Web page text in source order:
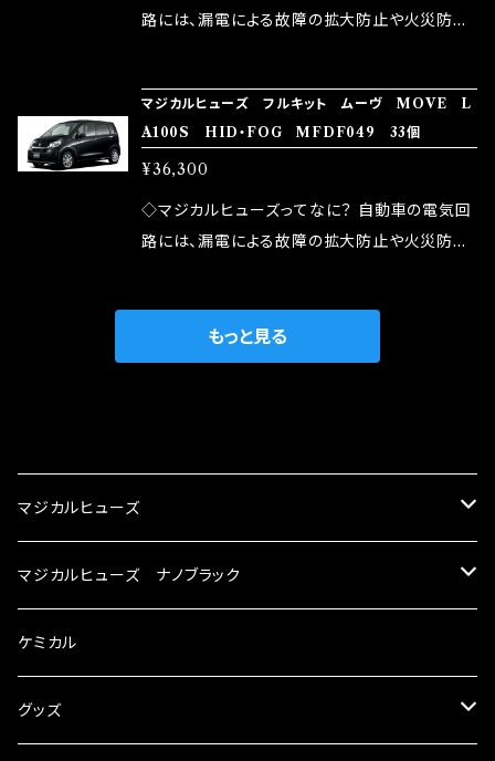
ドリング安定化（静粛性UP） ・ターボ車のターボ
など、これらの効果は、タウンユースだけでなく、
モータースポーツシーンでの実証実験の上、 製
品化を果たしております。
中に漏電してしまう。 3.金属プレートが接触する
ズが、マジカルヒューズになります。 ◇マジカル
ヒューズの効果 マジカルヒューズは放電防止効
果・接触抵抗低減効果により、このような効果を
発揮します。 ・アクセルレスポンスの向上 ・アイ
ドリング安定化（静粛性UP） ・ターボ車のターボ
など、これらの効果は、タウンユースだけでなく、
モータースポーツシーンでの実証実験の上、 製
路には、漏電による故障の拡大防止や火災防止
路として、各回路への電力供給を行っています。
しかし、ヒューズには拭い去れない欠点があり
ます。 1.溶接回路であるため、配線と比較し抵抗
が大きい。 2.金属部分が露出している為、空気
中に漏電してしまう。 3.金属プレートが接触する
ズが、マジカルヒューズになります。 ◇マジカル
ヒューズの効果 マジカルヒューズは放電防止効
の音質向上 ・ヘッドランプの光量UP ・燃費向上
など、これらの効果は、タウンユースだけでなく、
モータースポーツシーンでの実証実験の上、 製
品化を果たしております。
マジカルヒューズ フルキット ムーヴ MOVE L
A100S HID・FOG MFDF049 33個
¥36,300
◇マジカルヒューズってなに？ 自動車の電気回
路には、漏電による故障の拡大防止や火災防止
路として、各回路への電力供給を行っています。
しかし、ヒューズには拭い去れない欠点があり
ヒューズの効果 マジカルヒューズは放電防止効
果・接触抵抗低減効果により、このような効果を
ドリング安定化（静粛性UP） ・ターボ車のターボ
ラグ改善 ・低速からのトルクアップ ・オーディオ
もっと見る
マジカルヒューズ
スズキ
KEI
アルト
スバル
BRZ
ダイハツ
マジカルヒューズ ナノブラック
スズキ ブラック
KEI
スバル ブラック
ケミカル
グッズ